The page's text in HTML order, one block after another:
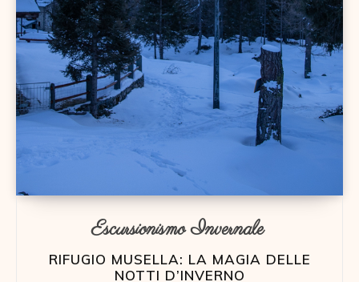
Escursionismo Invernale
RIFUGIO MUSELLA: LA MAGIA DELLE
NOTTI D’INVERNO